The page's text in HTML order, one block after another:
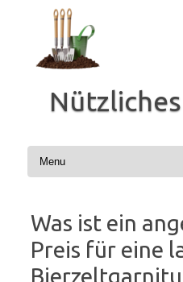
springen
Was ist ein
Preis für eine